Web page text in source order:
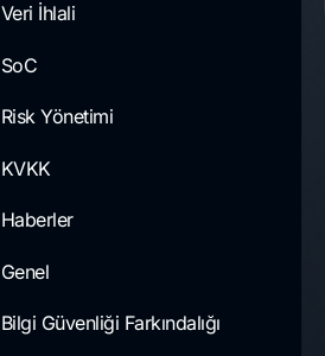
Veri İhlali
SoC
Risk Yönetimi
KVKK
Haberler
Genel
Bilgi Güvenliği Farkındalığı